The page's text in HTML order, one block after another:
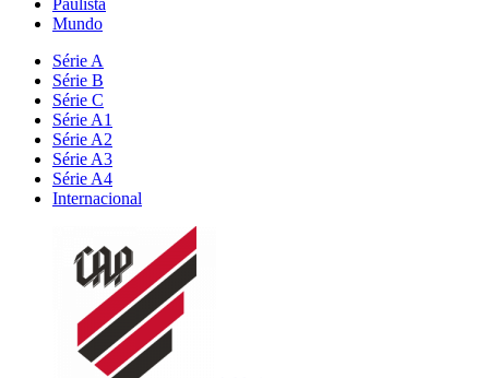
Paulista
Mundo
Série A
Série B
Série C
Série A1
Série A2
Série A3
Série A4
Internacional